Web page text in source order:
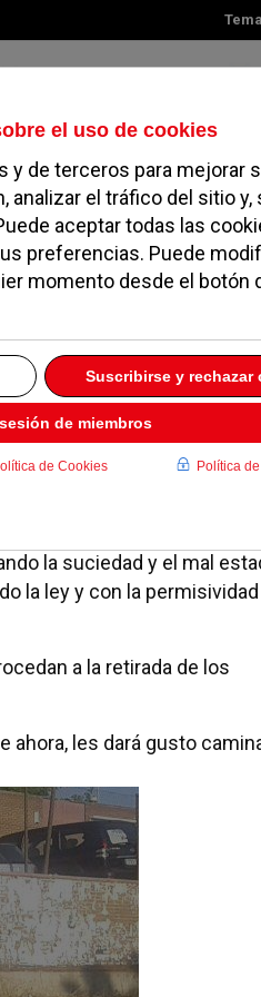
08 de agosto de 2026
SOCIEDAD MAGAZINE SERVICIOS
la suciedad y el mal
la ley y con la
a la retirada de los
ahora, les dará gusto